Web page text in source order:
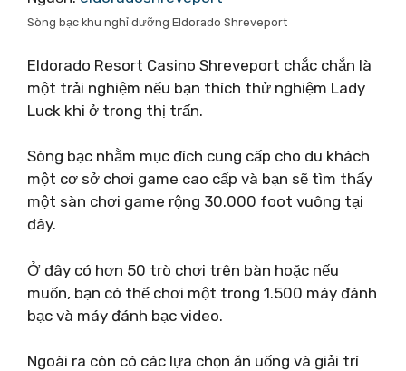
Sòng bạc khu nghỉ dưỡng Eldorado Shreveport
Eldorado Resort Casino Shreveport chắc chắn là
một trải nghiệm nếu bạn thích thử nghiệm Lady
Luck khi ở trong thị trấn.
Sòng bạc nhằm mục đích cung cấp cho du khách
một cơ sở chơi game cao cấp và bạn sẽ tìm thấy
một sàn chơi game rộng 30.000 foot vuông tại
đây.
Ở đây có hơn 50 trò chơi trên bàn hoặc nếu
muốn, bạn có thể chơi một trong 1.500 máy đánh
bạc và máy đánh bạc video.
Ngoài ra còn có các lựa chọn ăn uống và giải trí